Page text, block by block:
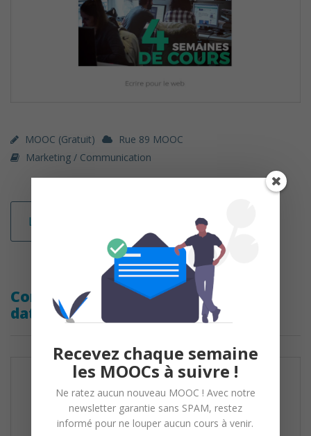
MOOC (gratuit)
Rue 89 MOOC
Marketing / Communication
Lire la suite
Comment devenir un bon
datajournaliste
Recevez chaque semaine
les MOOCs à suivre !
Ne ratez aucun nouveau MOOC ! Avec notre
newsletter garantie sans SPAM, restez
informé pour ne louper aucun cours à venir.